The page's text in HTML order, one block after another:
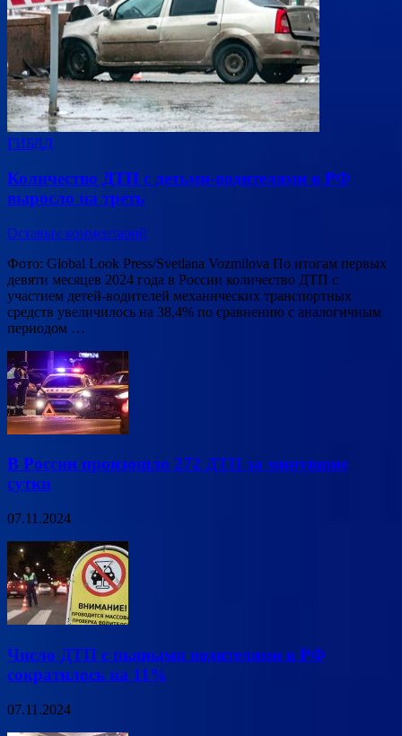
ГИБДД
Количество ДТП с детьми-водителями в РФ
выросло на треть
Оставьте комментарий
Фото: Global Look Press/Svetlana Vozmilova По итогам первых
девяти месяцев 2024 года в России количество ДТП с
участием детей-водителей механических транспортных
средств увеличилось на 38,4% по сравнению с аналогичным
периодом …
В России произошло 272 ДТП за минувшие
сутки
07.11.2024
Число ДТП с пьяными водителями в РФ
сократилось на 11%
07.11.2024